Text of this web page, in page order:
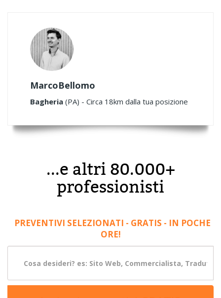
MarcoBellomo
Bagheria (PA) - Circa 18km dalla tua posizione
...e altri 80.000+
professionisti
PREVENTIVI SELEZIONATI - GRATIS - IN POCHE
ORE!